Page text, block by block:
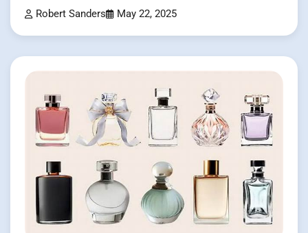
Robert Sanders May 22, 2025